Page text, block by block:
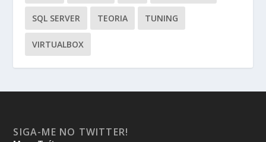
SQL SERVER TEORIA TUNING
VIRTUALBOX
SIGA-ME NO TWITTER!